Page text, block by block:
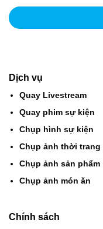
Dịch vụ
Quay Livestream
Quay phim sự kiện
Chụp hình sự kiện
Chụp ảnh thời trang
Chụp ảnh sản phẩm
Chụp ảnh món ăn
Chính sách